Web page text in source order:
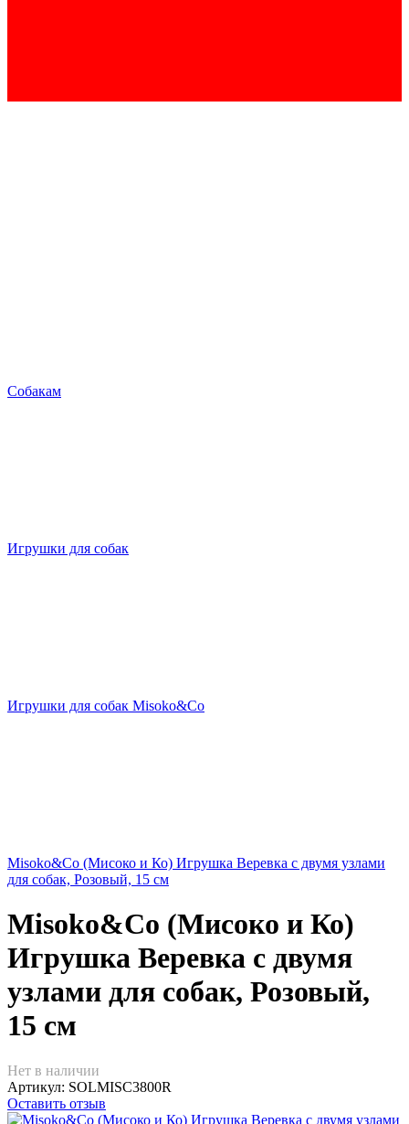
Собакам
Игрушки для собак
Игрушки для собак Misoko&Co
Misoko&Co (Мисоко и Ко) Игрушка Веревка с двумя узлами
для собак, Розовый, 15 см
Misoko&Co (Мисоко и Ко)
Игрушка Веревка с двумя
узлами для собак, Розовый,
15 см
Нет в наличии
Артикул: SOLMISC3800R
Оставить отзыв